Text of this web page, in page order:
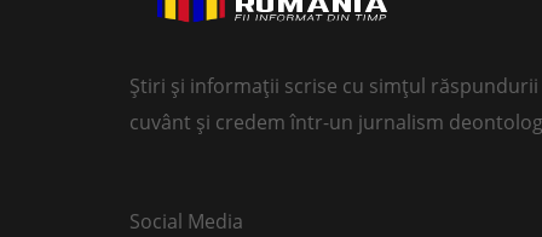
Știri și informații scrise cu simțul
cuvânt și credem într-un jurnalism
Social Media